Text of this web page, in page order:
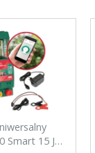
Smart 15 J